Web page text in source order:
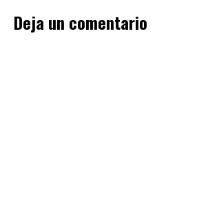
Deja un comentario